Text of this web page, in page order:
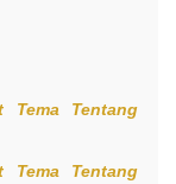
Tema Tentang
Tema Tentang